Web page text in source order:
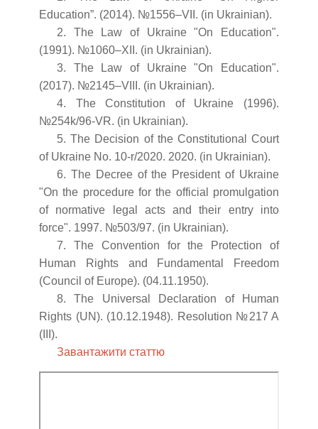
Education”. (2014). №1556–VII. (in Ukrainian).
2. The Law of Ukraine "On Education".
(1991). №1060–XII. (in Ukrainian).
3. The Law of Ukraine "On Education".
(2017). №2145–VIII. (in Ukrainian).
4. The Constitution of Ukraine (1996).
№254k/96-VR. (in Ukrainian).
5. The Decision of the Constitutional Court
of Ukraine No. 10-r/2020. 2020. (in Ukrainian).
6. The Decree of the President of Ukraine
"On the procedure for the official promulgation
of normative legal acts and their entry into
force". 1997. №503/97. (in Ukrainian).
7. The Convention for the Protection of
Human Rights and Fundamental Freedom
(Council of Europe). (04.11.1950).
8. The Universal Declaration of Human
Rights (UN). (10.12.1948). Resolution №217 A
(III).
Завантажити статтю